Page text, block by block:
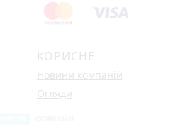
КОРИСНЕ
Новини компаній
Огляди